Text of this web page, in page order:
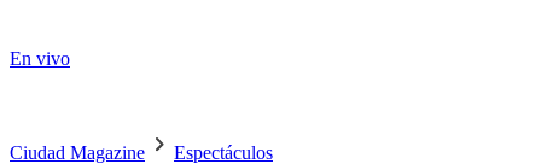
En vivo
Ciudad Magazine Espectáculos